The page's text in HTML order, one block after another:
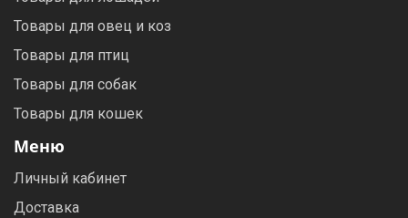
Товары для овец и коз
Товары для птиц
Товары для собак
Товары для кошек
Меню
Личный кабинет
Доставка